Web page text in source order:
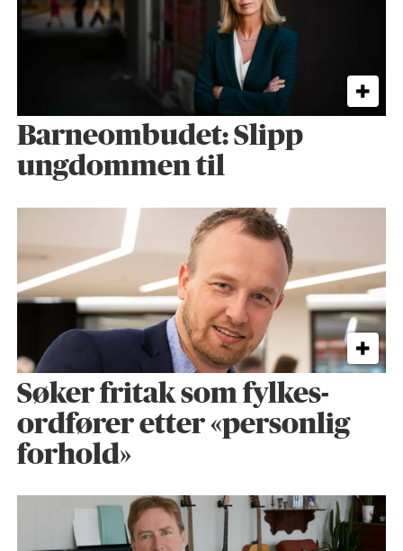
Barneombudet: Slipp
ungdommen til
Søker fritak som fylkes­
ordfører etter «personlig
forhold»